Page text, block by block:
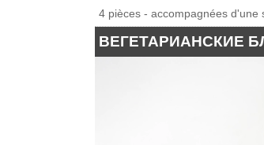
4 pièces - accompagnées d'une
ВЕГЕТАРИАНСКИЕ